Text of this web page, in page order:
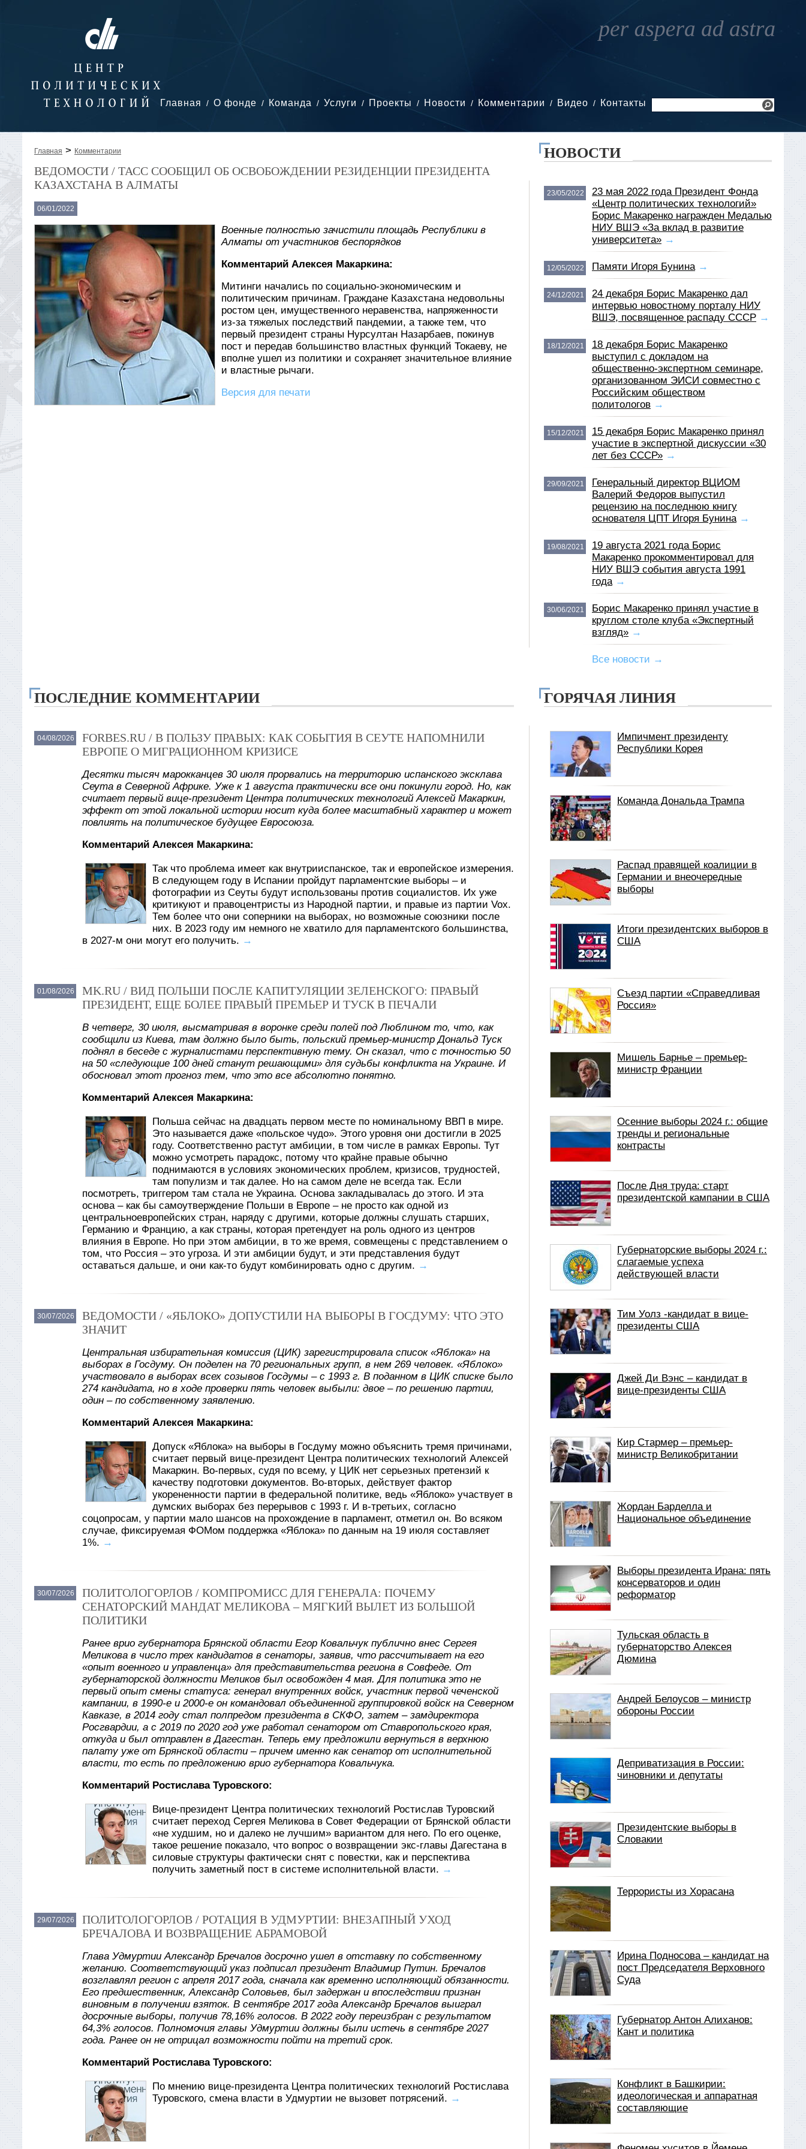
Главная О фонде Команда Услуги Проекты Новости Комментарии Видео Контакты
Главная > Комментарии
ВЕДОМОСТИ / ТАСС СООБЩИЛ ОБ ОСВОБОЖДЕНИИ РЕЗИДЕНЦИИ ПРЕЗИДЕНТА
КАЗАХСТАНА В АЛМАТЫ
06/01/2022
Военные полностью зачистили площадь Республики в
Алматы от участников беспорядков
Комментарий Алексея Макаркина:
Митинги начались по социально-экономическим и
политическим причинам. Граждане Казахстана недовольны
ростом цен, имущественного неравенства, напряженности
из-за тяжелых последствий пандемии, а также тем, что
первый президент страны Нурсултан Назарбаев, покинув
пост и передав большинство властных функций Токаеву, не
вполне ушел из политики и сохраняет значительное влияние
и властные рычаги.
Версия для печати
НОВОСТИ
23/05/2022
23 мая 2022 года Президент Фонда
«Центр политических технологий»
Борис Макаренко награжден Медалью
НИУ ВШЭ «За вклад в развитие
университета» →
12/05/2022 Памяти Игоря Бунина →
24/12/2021
24 декабря Борис Макаренко дал
интервью новостному порталу НИУ
ВШЭ, посвященное распаду СССР →
18/12/2021
18 декабря Борис Макаренко
выступил с докладом на
общественно-экспертном семинаре,
организованном ЭИСИ совместно с
Российским обществом
политологов →
15/12/2021
15 декабря Борис Макаренко принял
участие в экспертной дискуссии «30
лет без СССР» →
29/09/2021
Генеральный директор ВЦИОМ
Валерий Федоров выпустил
рецензию на последнюю книгу
основателя ЦПТ Игоря Бунина →
19/08/2021
19 августа 2021 года Борис
Макаренко прокомментировал для
НИУ ВШЭ события августа 1991
года →
30/06/2021
Борис Макаренко принял участие в
круглом столе клуба «Экспертный
взгляд» →
Все новости →
ПОСЛЕДНИЕ КОММЕНТАРИИ
04/08/2026
FORBES.RU / В ПОЛЬЗУ ПРАВЫХ: КАК СОБЫТИЯ В СЕУТЕ НАПОМНИЛИ
ЕВРОПЕ О МИГРАЦИОННОМ КРИЗИСЕ
Десятки тысяч марокканцев 30 июля прорвались на территорию испанского эксклава
Сеута в Северной Африке. Уже к 1 августа практически все они покинули город. Но, как
считает первый вице-президент Центра политических технологий Алексей Макаркин,
эффект от этой локальной истории носит куда более масштабный характер и может
повлиять на политическое будущее Евросоюза.
Комментарий Алексея Макаркина:
Так что проблема имеет как внутрииспанское, так и европейское измерения.
В следующем году в Испании пройдут парламентские выборы – и
фотографии из Сеуты будут использованы против социалистов. Их уже
критикуют и правоцентристы из Народной партии, и правые из партии Vox.
Тем более что они соперники на выборах, но возможные союзники после
них. В 2023 году им немного не хватило для парламентского большинства,
в 2027-м они могут его получить. →
01/08/2026
MK.RU / ВИД ПОЛЬШИ ПОСЛЕ КАПИТУЛЯЦИИ ЗЕЛЕНСКОГО: ПРАВЫЙ
ПРЕЗИДЕНТ, ЕЩЕ БОЛЕЕ ПРАВЫЙ ПРЕМЬЕР И ТУСК В ПЕЧАЛИ
В четверг, 30 июля, высматривая в воронке среди полей под Люблином то, что, как
сообщили из Киева, там должно было быть, польский премьер-министр Дональд Туск
поднял в беседе с журналистами перспективную тему. Он сказал, что с точностью 50
на 50 «следующие 100 дней станут решающими» для судьбы конфликта на Украине. И
обосновал этот прогноз тем, что это все абсолютно понятно.
Комментарий Алексея Макаркина:
Польша сейчас на двадцать первом месте по номинальному ВВП в мире.
Это называется даже «польское чудо». Этого уровня они достигли в 2025
году. Соответственно растут амбиции, в том числе в рамках Европы. Тут
можно усмотреть парадокс, потому что крайне правые обычно
поднимаются в условиях экономических проблем, кризисов, трудностей,
там популизм и так далее. Но на самом деле не всегда так. Если
посмотреть, триггером там стала не Украина. Основа закладывалась до этого. И эта
основа – как бы самоутверждение Польши в Европе – не просто как одной из
центральноевропейских стран, наряду с другими, которые должны слушать старших,
Германию и Францию, а как страны, которая претендует на роль одного из центров
влияния в Европе. Но при этом амбиции, в то же время, совмещены с представлением о
том, что Россия – это угроза. И эти амбиции будут, и эти представления будут
оставаться дальше, и они как-то будут комбинировать одно с другим. →
30/07/2026
ВЕДОМОСТИ / «ЯБЛОКО» ДОПУСТИЛИ НА ВЫБОРЫ В ГОСДУМУ: ЧТО ЭТО
ЗНАЧИТ
Центральная избирательная комиссия (ЦИК) зарегистрировала список «Яблока» на
выборах в Госдуму. Он поделен на 70 региональных групп, в нем 269 человек. «Яблоко»
участвовало в выборах всех созывов Госдумы – с 1993 г. В поданном в ЦИК списке было
274 кандидата, но в ходе проверки пять человек выбыли: двое – по решению партии,
один – по собственному заявлению.
Комментарий Алексея Макаркина:
Допуск «Яблока» на выборы в Госдуму можно объяснить тремя причинами,
считает первый вице-президент Центра политических технологий Алексей
Макаркин. Во-первых, судя по всему, у ЦИК нет серьезных претензий к
качеству подготовки документов. Во-вторых, действует фактор
укорененности партии в федеральной политике, ведь «Яблоко» участвует в
думских выборах без перерывов с 1993 г. И в-третьих, согласно
соцопросам, у партии мало шансов на прохождение в парламент, отметил он. Во всяком
случае, фиксируемая ФОМом поддержка «Яблока» по данным на 19 июля составляет
1%. →
30/07/2026
ПОЛИТОЛОГОРЛОВ / КОМПРОМИСС ДЛЯ ГЕНЕРАЛА: ПОЧЕМУ
СЕНАТОРСКИЙ МАНДАТ МЕЛИКОВА – МЯГКИЙ ВЫЛЕТ ИЗ БОЛЬШОЙ
ПОЛИТИКИ
Ранее врио губернатора Брянской области Егор Ковальчук публично внес Сергея
Меликова в число трех кандидатов в сенаторы, заявив, что рассчитывает на его
«опыт военного и управленца» для представительства региона в Совфеде. От
губернаторской должности Меликов был освобожден 4 мая. Для политика это не
первый опыт смены статуса: генерал внутренних войск, участник первой чеченской
кампании, в 1990-е и 2000-е он командовал объединенной группировкой войск на Северном
Кавказе, в 2014 году стал полпредом президента в СКФО, затем – замдиректора
Росгвардии, а с 2019 по 2020 год уже работал сенатором от Ставропольского края,
откуда и был отправлен в Дагестан. Теперь ему предложили вернуться в верхнюю
палату уже от Брянской области – причем именно как сенатор от исполнительной
власти, то есть по предложению врио губернатора Ковальчука.
Комментарий Ростислава Туровского:
Вице-президент Центра политических технологий Ростислав Туровский
считает переход Сергея Меликова в Совет Федерации от Брянской области
«не худшим, но и далеко не лучшим» вариантом для него. По его оценке,
такое решение показало, что вопрос о возвращении экс-главы Дагестана в
силовые структуры фактически снят с повестки, как и перспектива
получить заметный пост в системе исполнительной власти. →
29/07/2026
ПОЛИТОЛОГОРЛОВ / РОТАЦИЯ В УДМУРТИИ: ВНЕЗАПНЫЙ УХОД
БРЕЧАЛОВА И ВОЗВРАЩЕНИЕ АБРАМОВОЙ
Глава Удмуртии Александр Бречалов досрочно ушел в отставку по собственному
желанию. Соответствующий указ подписал президент Владимир Путин. Бречалов
возглавлял регион с апреля 2017 года, сначала как временно исполняющий обязанности.
Его предшественник, Александр Соловьев, был задержан и впоследствии признан
виновным в получении взяток. В сентябре 2017 года Александр Бречалов выиграл
досрочные выборы, получив 78,16% голосов. В 2022 году переизбран с результатом
64,3% голосов. Полномочия главы Удмуртии должны были истечь в сентябре 2027
года. Ранее он не отрицал возможности пойти на третий срок.
Комментарий Ростислава Туровского:
По мнению вице-президента Центра политических технологий Ростислава
Туровского, смена власти в Удмуртии не вызовет потрясений. →
ГОРЯЧАЯ ЛИНИЯ
Импичмент президенту
Республики Корея
Команда Дональда Трампа
Распад правящей коалиции в
Германии и внеочередные
выборы
Итоги президентских выборов в
США
Съезд партии «Справедливая
Россия»
Мишель Барнье – премьер-
министр Франции
Осенние выборы 2024 г.: общие
тренды и региональные
контрасты
После Дня труда: старт
президентской кампании в США
Губернаторские выборы 2024 г.:
слагаемые успеха
действующей власти
Тим Уолз -кандидат в вице-
президенты США
Джей Ди Вэнс – кандидат в
вице-президенты США
Кир Стармер – премьер-
министр Великобритании
Жордан Барделла и
Национальное объединение
Выборы президента Ирана: пять
консерваторов и один
реформатор
Тульская область в
губернаторство Алексея
Дюмина
Андрей Белоусов – министр
обороны России
Деприватизация в России:
чиновники и депутаты
Президентские выборы в
Словакии
Террористы из Хорасана
Ирина Подносова – кандидат на
пост Председателя Верховного
Суда
Губернатор Антон Алиханов:
Кант и политика
Конфликт в Башкирии:
идеологическая и аппаратная
составляющие